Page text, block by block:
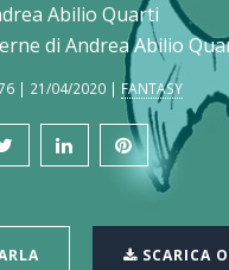
Abilio Quarti
di Andrea Abilio
| 21/04/2020 | FANTASY
SCARICA